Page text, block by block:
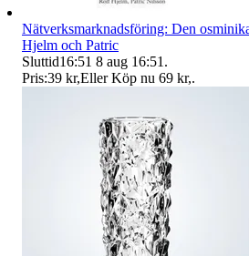
Nätverksmarknadsföring: Den
Hjelm och Patric
Sluttid16:51 8 aug 16:51 .
Pris:39 kr,Eller Köp nu 69 kr,.